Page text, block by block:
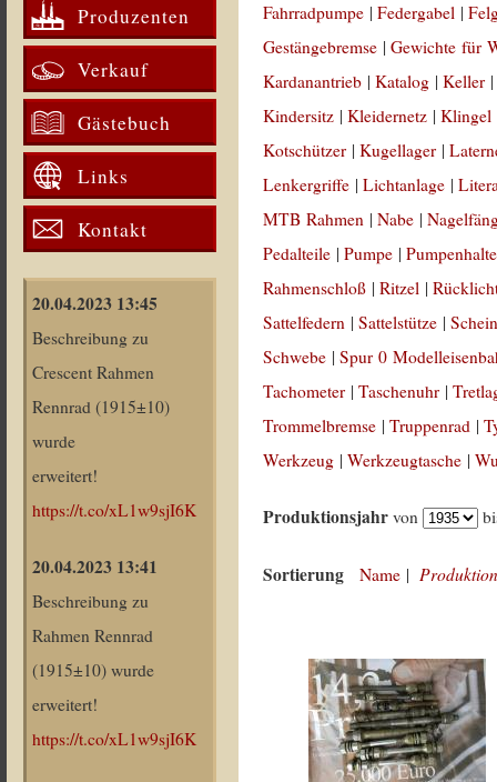
Produzenten
Verkauf
Gästebuch
Links
Kontakt
20.04.2023 13:45
Beschreibung zu
Crescent Rahmen
Rennrad (1915±10)
wurde
erweitert!
https://t.co/xL1w9sjI6K
20.04.2023 13:41
Beschreibung zu
Rahmen Rennrad
(1915±10) wurde
erweitert!
https://t.co/xL1w9sjI6K
Fahrradpumpe |Federgabel |
Gestängebremse |Gewichte für
Kardanantrieb |Katalog |Keller
Kindersitz |Kleidernetz |Klingel
Kotschützer |Kugellager |
Lenkergriffe |Lichtanlage |
MTB Rahmen |Nabe |
Pedalteile |Pumpe |
Rahmenschloß |Ritzel |
Sattelfedern |Sattelstütze |
Schwebe |Spur 0
Tachometer |Taschenuhr |
Trommelbremse |Truppenrad |
Werkzeug |Werkzeugtasche |
Produktionsjahr von
Sortierung Name |